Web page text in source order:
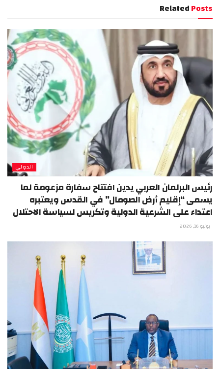
RelatedPosts
الدولي
رئيس البرلمان العربي يدين افتتاح سفارة مزعومة لما
يسمى “إقليم أرض الصومال” في القدس ويعتبره
اعتداء على الشرعية الدولية وتكريس لسياسة الاحتلال
يونيو 16, 2026